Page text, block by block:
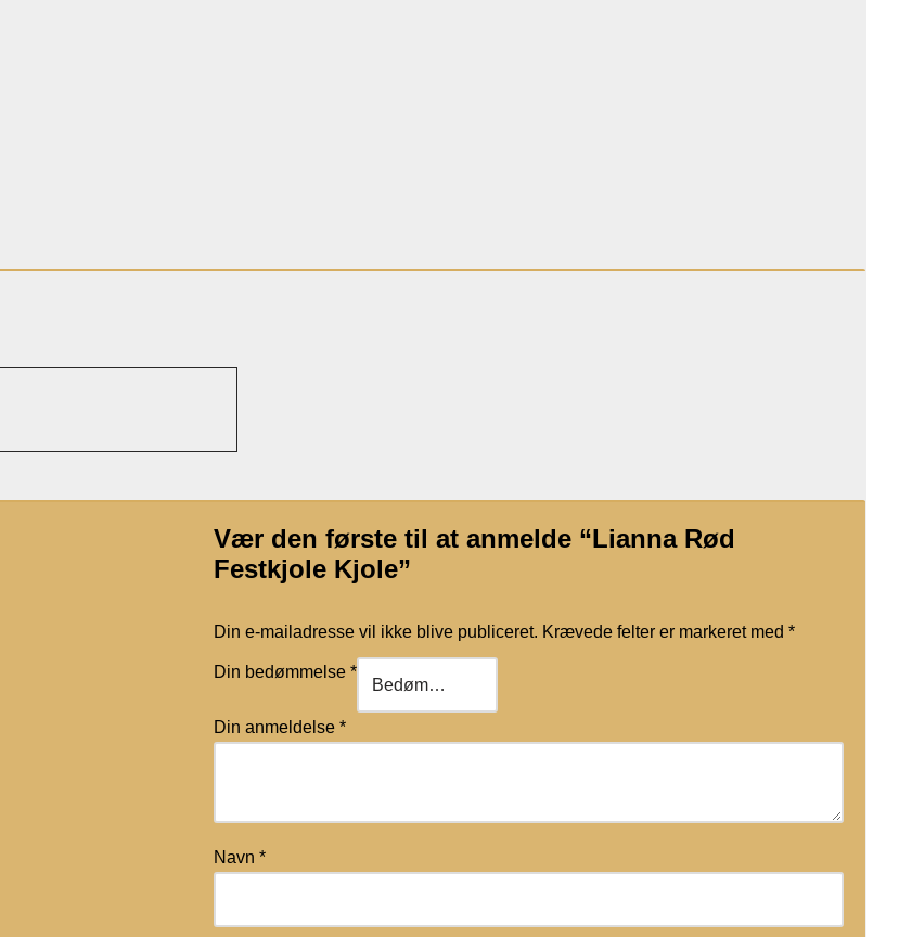
Vær den første til at anmelde “Lianna Rød
Festkjole Kjole”
Din e-mailadresse vil ikke blive publiceret. Krævede felter er markeret med *
Din bedømmelse *
Din anmeldelse *
Navn *